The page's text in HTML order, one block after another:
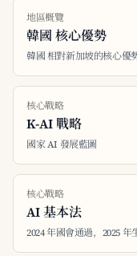
地區概覽
韓國 核心優勢
韓國 相對新加坡的核心優
核心戰略
K-AI 戰略
國家 AI 發展藍圖
核心戰略
AI 基本法
2024 年國會通過，2025